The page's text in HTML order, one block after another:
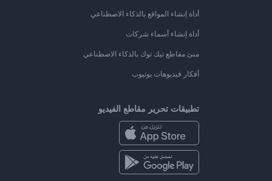
أداة إنشاء المواقع بالذكاء الاصطناعي
أداة إنشاء أسماء شركات
منئ مقاطع تيك توك بالذكاء الاصطناعي
أفكار فيديوهات يوتيوب
تطبيقات تحرير مقاطع الفيديو